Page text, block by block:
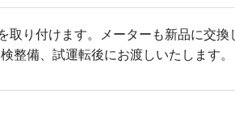
取り付けます。メーターも新品に交
整備、試運転後にお渡しいたします